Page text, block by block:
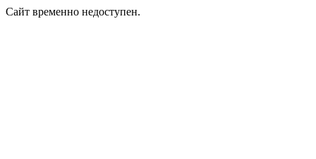
Сайт временно недоступен.